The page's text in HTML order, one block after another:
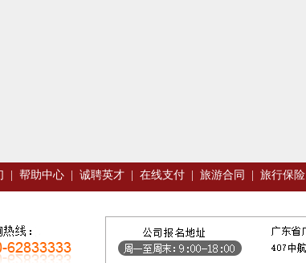
帮助中心 诚聘英才 在线支付 旅游合同 旅行保险